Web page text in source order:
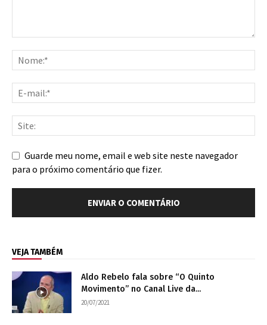
Guarde meu nome, email e web site neste navegador
para o próximo comentário que fizer.
VEJA TAMBÉM
Aldo Rebelo fala sobre “O Quinto
Movimento” no Canal Live da...
20/07/2021